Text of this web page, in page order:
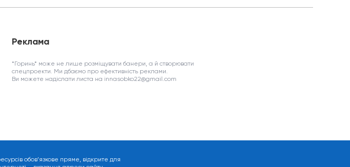
Реклама
*Горинь* може не лише розміщувати банери, а й створювати
спецпроекти. Ми дбаємо про ефективність реклами.
Ви можете надіслати листа на innasobko22@gmail.com
обов’язкове пряме, відкрите для